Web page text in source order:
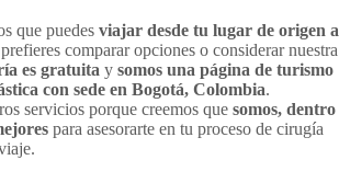
que puedes viajar desde tu lugar de origen a
comparar opciones o considerar nuestra
es gratuita y somos una página de turismo
con sede en Bogotá, Colombia.
servicios porque creemos que somos, dentro
para asesorarte en tu proceso de cirugía